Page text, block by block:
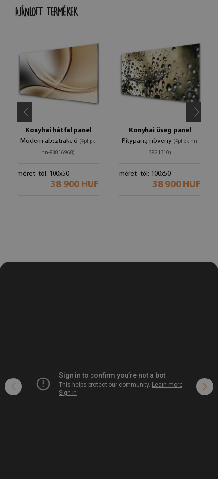
AJÁNLOTT TERMÉKEK
Konyhai hátfal panel
Modern absztrakció (#pl-pk-
nn-80816968)
méret -tól: 100x50
38 900 HUF
Konyhai üveg panel
Pitypang növény (#pl-pk-nn-
3821310)
méret -tól: 100x50
38 900 HUF